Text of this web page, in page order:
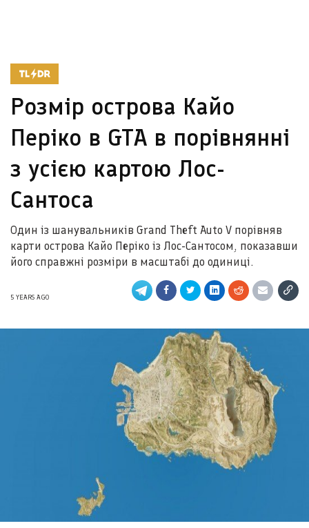
Розмір острова Кайо
Періко в GTA в порівнянні
з усією картою Лос-
Сантоса
Один із шанувальників Grand Theft Auto V порівняв
карти острова Кайо Періко із Лос-Сантосом, показавши
його справжні розміри в масштабі до одиниці.
5 YEARS AGO